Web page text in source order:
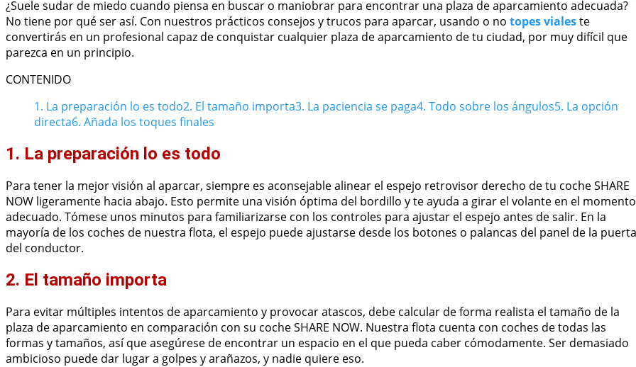
¿Suele sudar de miedo cuando piensa en buscar o maniobrar para encontrar una plaza de aparcamiento adecuada?
No tiene por qué ser así. Con nuestros prácticos consejos y trucos para aparcar, usando o no topes vialeste
convertirás en un profesional capaz de conquistar cualquier plaza de aparcamiento de tu ciudad, por muy difícil que
parezca en un principio.
CONTENIDO
1. La preparación lo es todo2. El tamaño importa3. La paciencia se paga4. Todo sobre los ángulos5. La opción
directa6. Añada los toques finales
1. La preparación lo es todo
Para tener la mejor visión al aparcar, siempre es aconsejable alinear el espejo retrovisor derecho de tu coche SHARE
NOW ligeramente hacia abajo. Esto permite una visión óptima del bordillo y te ayuda a girar el volante en el momento
adecuado. Tómese unos minutos para familiarizarse con los controles para ajustar el espejo antes de salir. En la
mayoría de los coches de nuestra flota, el espejo puede ajustarse desde los botones o palancas del panel de la puerta
del conductor.
2. El tamaño importa
Para evitar múltiples intentos de aparcamiento y provocar atascos, debe calcular de forma realista el tamaño de la
plaza de aparcamiento en comparación con su coche SHARE NOW. Nuestra flota cuenta con coches de todas las
formas y tamaños, así que asegúrese de encontrar un espacio en el que pueda caber cómodamente. Ser demasiado
ambicioso puede dar lugar a golpes y arañazos, y nadie quiere eso.